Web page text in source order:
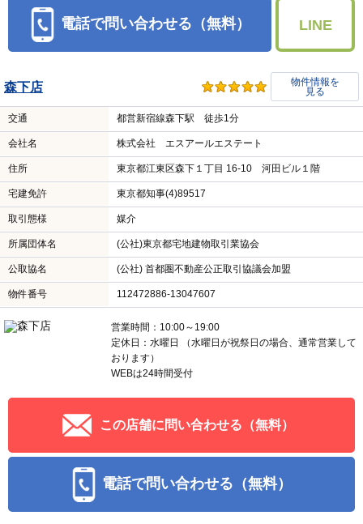
電話で問い合わせる（無料） LINE
森下店
物件情報を
見る
交通 都営新宿線森下駅 徒歩1分
会社名 株式会社 エスアールエステート
住所 東京都江東区森下１丁目 16-10 河田ビル１階
宅建免許 東京都知事(4)89517
取引態様 媒介
所属団体名 (公社)東京都宅地建物取引業協会
公取協名 (公社) 首都圏不動産公正取引協議会加盟
物件番号 112472886-13047607
営業時間：10:00～19:00
定休日：水曜日 （水曜日が祝祭日の場合、通常営業して
おります）
WEBは24時間受付
この店舗に問い合わせる（無料）
電話で問い合わせる（無料）